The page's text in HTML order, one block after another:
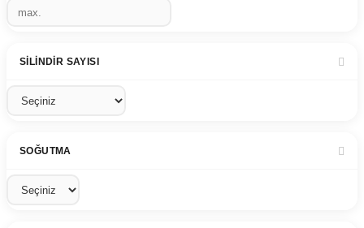
SILINDIR SAYISI
SOĞUTMA